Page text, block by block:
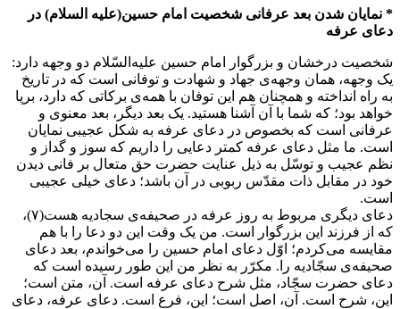
* نمایان شدن بعد عرفانی شخصیت امام حسین(علیه السلام) در
دعای عرفه
شخصیت درخشان و بزرگوار امام حسین علیه‌السّلام دو وجهه دارد:
یک وجهه، همان وجهه‌ی جهاد و شهادت و توفانی است که در تاریخ
به راه انداخته و همچنان هم این توفان با همه‌ی برکاتی که دارد، برپا
خواهد بود؛ که شما با آن آشنا هستید. یک بعد دیگر، بعد معنوی و
عرفانی است که بخصوص در دعای عرفه به شکل عجیبی نمایان
است. ما مثل دعای عرفه کمتر دعایی را داریم که سوز و گداز و
نظم عجیب و توسّل به ذیل عنایت حضرت حق متعال بر فانی دیدن
خود در مقابل ذات مقدّس ربوبی در آن باشد؛ دعای خیلی عجیبی
است.
دعای دیگری مربوط به روز عرفه در صحیفه‌ی سجادیه هست(۷)،
که از فرزند این بزرگوار است. من یک وقت این دو دعا را با هم
مقایسه می‌کردم؛ اوّل دعای امام حسین را می‌خواندم، بعد دعای
صحیفه‌ی سجّادیه را. مکرّر به نظر من این طور رسیده است که
دعای حضرت سجّاد، مثل شرح دعای عرفه است. آن، متن است؛
این، شرح است. آن، اصل است؛ این، فرع است. دعای عرفه، دعای